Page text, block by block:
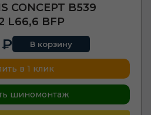
CONCEPT B539
L66,6 BFP
В корзину
в 1 клик
шиномонтаж